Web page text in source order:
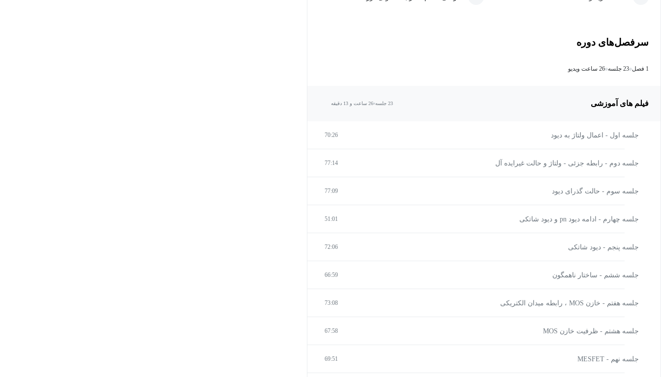
سرفصل‌های دوره
1 فصل 23 جلسه 26 ساعت ویدیو
فیلم های آموزشی 23 جلسه 26 ساعت و 13 دقیقه
جلسه اول - اعمال ولتاژ به دیود 70:26
جلسه دوم - رابطه جزئی - ولتاژ و حالت غیرایده آل 77:14
جلسه سوم - حالت گذرای دیود 77:09
جلسه چهارم - ادامه دیود pn و دیود شاتکی 51:01
جلسه پنجم - دیود شاتکی 72:06
جلسه ششم - ساختار ناهمگون 66:59
جلسه هفتم - خازن MOS ، رابطه میدان الکتریکی 73:08
جلسه هشتم - ظرفیت خازن MOS 67:58
جلسه نهم - MESFET 69:51